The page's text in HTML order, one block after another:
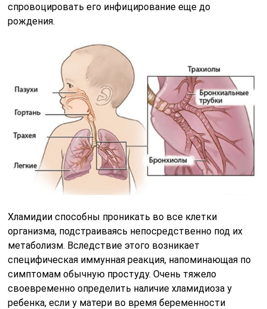
спровоцировать его инфицирование еще до
рождения.
Хламидии способны проникать во все клетки
организма, подстраиваясь непосредственно под их
метаболизм. Вследствие этого возникает
специфическая иммунная реакция, напоминающая по
симптомам обычную простуду. Очень тяжело
своевременно определить наличие хламидиоза у
ребенка, если у матери во время беременности